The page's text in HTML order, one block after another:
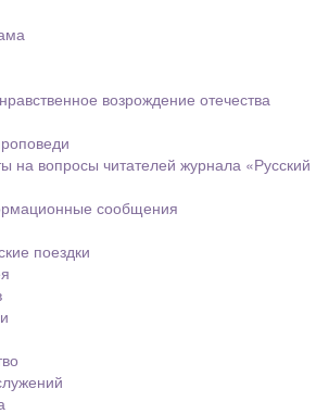
возрождение отечества
на вопросы читателей журнала «Русский
сообщения
поездки